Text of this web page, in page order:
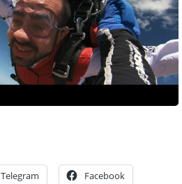
Telegram Facebook